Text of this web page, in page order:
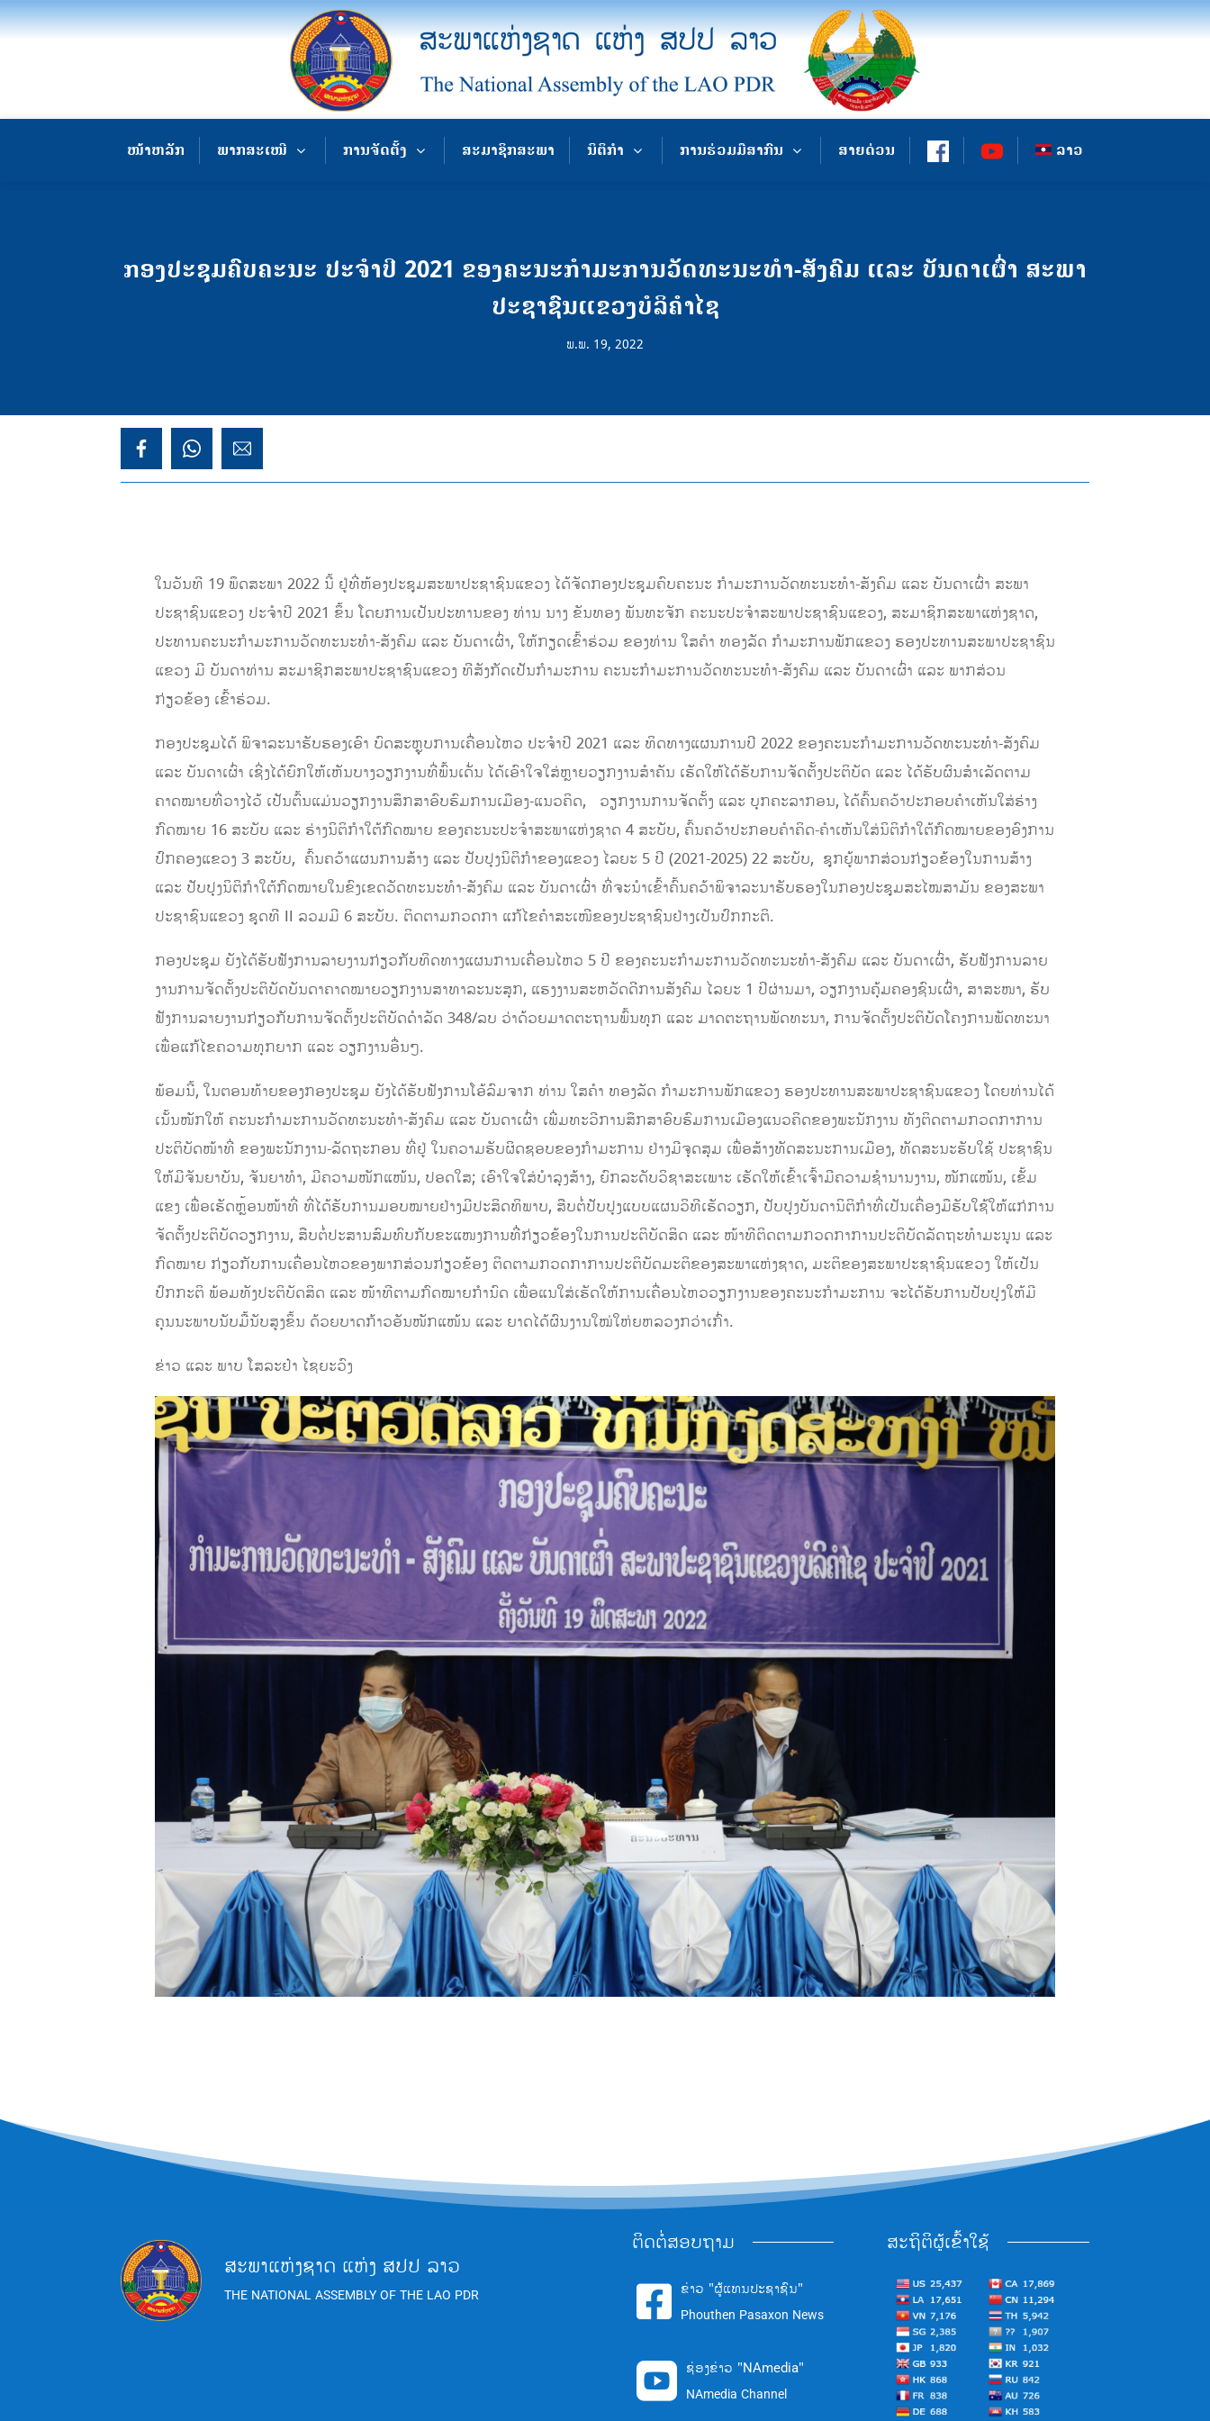
ໜ້າຫລັກ ພາກສະເໜີ ການຈັດຕັ້ງ ສະມາຊິກສະພາ ນິຕິກຳ ການຮ່ວມມືສາກົນ ສາຍດ່ວນ ລາວ
ກອງປະຊຸມຄົບຄະນະ ປະຈໍາປີ 2021 ຂອງຄະນະກຳມະການວັດທະນະທໍາ-ສັງຄົມ ແລະ ບັນດາເຜົ່າ ສະພາ
ປະຊາຊົນແຂວງບໍລິຄໍາໄຊ
ພ.ພ. 19, 2022
ໃນວັນທີ 19 ພຶດສະພາ 2022 ນີ້ ຢູ່ທີ່ຫ້ອງປະຊຸມສະພາປະຊາຊົນແຂວງ ໄດ້ຈັດກອງປະຊຸມຄົບຄະນະ ກໍາມະການວັດທະນະທໍາ-ສັງຄົມ ແລະ ບັນດາເຜົ່າ ສະພາ
ປະຊາຊົນແຂວງ ປະຈໍາປີ 2021 ຂຶ້ນ ໂດຍການເປັນປະທານຂອງ ທ່ານ ນາງ ຂັນທອງ ພັນທະຈັກ ຄະນະປະຈໍາສະພາປະຊາຊົນແຂວງ, ສະມາຊິກສະພາແຫ່ງຊາດ,
ປະທານຄະນະກໍາມະການວັດທະນະທໍາ-ສັງຄົມ ແລະ ບັນດາເຜົ່າ, ໃຫ້ກຽດເຂົ້າຮ່ວມ ຂອງທ່ານ ໃສຄໍາ ທອງລັດ ກໍາມະການພັກແຂວງ ຮອງປະທານສະພາປະຊາຊົນ
ແຂວງ ມີ ບັນດາທ່ານ ສະມາຊິກສະພາປະຊາຊົນແຂວງ ທີສັງກັດເປັນກໍາມະການ ຄະນະກໍາມະການວັດທະນະທໍາ-ສັງຄົມ ແລະ ບັນດາເຜົ່າ ແລະ ພາກສ່ວນ
ກ່ຽວຂ້ອງ ເຂົ້າຮ່ວມ.
ກອງປະຊຸມໄດ້ ພິຈາລະນາຮັບຮອງເອົາ ບົດສະຫຼຸບການເຄື່ອນໄຫວ ປະຈໍາປີ 2021 ແລະ ທິດທາງແຜນການປີ 2022 ຂອງຄະນະກໍາມະການວັດທະນະທໍາ-ສັງຄົມ
ແລະ ບັນດາເຜົ່າ ເຊີ່ງໄດ້ຍົກໃຫ້ເຫັນບາງວຽກງານທີ່ພົ້ນເດັ່ນ ໄດ້ເອົາໃຈໃສ່ຫຼາຍວຽກງານສຳຄັນ ເຮັດໃຫ້ໄດ້ຮັບການຈັດຕັ້ງປະຕິບັດ ແລະ ໄດ້ຮັບຜົນສຳເລັດຕາມ
ຄາດໝາຍທີ່ວາງໄວ້ ເປັນຕົ້ນແມ່ນວຽກງານສຶກສາອົບຮົມການເມືອງ-ແນວຄິດ, ວຽກງານການຈັດຕັ້ງ ແລະ ບຸກຄະລາກອນ, ໄດ້ຄົ້ນຄວ້າປະກອບຄຳເຫັນໃສ່ຮ່າງ
ກົດໝາຍ 16 ສະບັບ ແລະ ຮ່າງນິຕິກໍາໃຕ້ກົດໝາຍ ຂອງຄະນະປະຈໍາສະພາແຫ່ງຊາດ 4 ສະບັບ, ຄົ້ນຄວ້າປະກອບຄຳຄິດ-ຄຳເຫັນໃສ່ນິຕິກຳໃຕ້ກົດໝາຍຂອງອົງການ
ປົກຄອງແຂວງ 3 ສະບັບ, ຄົ້ນຄວ້າແຜນການສ້າງ ແລະ ປັບປຸງນິຕິກຳຂອງແຂວງ ໄລຍະ 5 ປີ (2021-2025) 22 ສະບັບ, ຊຸກຍູ້ພາກສ່ວນກ່ຽວຂ້ອງໃນການສ້າງ
ແລະ ປັບປຸງນິຕິກຳໃຕ້ກົດໝາຍໃນຂົງເຂດວັດທະນະທຳ-ສັງຄົມ ແລະ ບັນດາເຜົ່າ ທີ່ຈະນໍາເຂົ້າຄົ້ນຄວ້າພິຈາລະນາຮັບຮອງໃນກອງປະຊຸມສະໄໝສາມັນ ຂອງສະພາ
ປະຊາຊົນແຂວງ ຊຸດທີ II ລວມມີ 6 ສະບັບ. ຕິດຕາມກວດກາ ແກ້ໄຂຄຳສະເໜີຂອງປະຊາຊົນຢ່າງເປັນປົກກະຕິ.
ກອງປະຊຸມ ຍັງໄດ້ຮັບຟັງການລາຍງານກ່ຽວກັບທິດທາງແຜນການເຄື່ອນໄຫວ 5 ປີ ຂອງຄະນະກຳມະການວັດທະນະທຳ-ສັງຄົມ ແລະ ບັນດາເຜົ່າ, ຮັບຟັງການລາຍ
ງານການຈັດຕັ້ງປະຕິບັດບັນດາຄາດໝາຍວຽກງານສາທາລະນະສຸກ, ແຮງງານສະຫວັດດີການສັງຄົມ ໄລຍະ 1 ປີຜ່ານມາ, ວຽກງານຄຸ້ມຄອງຊົນເຜົ່າ, ສາສະໜາ, ຮັບ
ຟັງການລາຍງານກ່ຽວກັບການຈັດຕັ້ງປະຕິບັດດໍາລັດ 348/ລບ ວ່າດ້ວຍມາດຕະຖານພົ້ນທຸກ ແລະ ມາດຕະຖານພັດທະນາ, ການຈັດຕັ້ງປະຕິບັດໂຄງການພັດທະນາ
ເພື່ອແກ້ໄຂຄວາມທຸກຍາກ ແລະ ວຽກງານອື່ນໆ.
ພ້ອມນີ້, ໃນຕອນທ້າຍຂອງກອງປະຊຸມ ຍັງໄດ້ຮັບຟັງການໂອ້ລົມຈາກ ທ່ານ ໃສຄໍາ ທອງລັດ ກໍາມະການພັກແຂວງ ຮອງປະທານສະພາປະຊາຊົນແຂວງ ໂດຍທ່ານໄດ້
ເນັ້ນໜັກໃຫ້ ຄະນະກໍາມະການວັດທະນະທໍາ-ສັງຄົມ ແລະ ບັນດາເຜົ່າ ເພີ່ມທະວີການສຶກສາອົບຮົມການເມືອງແນວຄິດຂອງພະນັກງານ ທັງຕິດຕາມກວດກາການ
ປະຕິບັດໜ້າທີ່ ຂອງພະນັກງານ-ລັດຖະກອນ ທີ່ຢູ່ ໃນຄວາມຮັບຜິດຊອບຂອງກໍາມະການ ຢ່າງມີຈຸດສຸມ ເພື່ອສ້າງທັດສະນະການເມືອງ, ທັດສະນະຮັບໃຊ້ ປະຊາຊົນ
ໃຫ້ມີຈັນຍາບັນ, ຈັນຍາທໍາ, ມີຄວາມໜັກແໜ້ນ, ປອດໃສ; ເອົາໃຈໃສ່ບໍາລຸງສ້າງ, ຍົກລະດັບວິຊາສະເພາະ ເຮັດໃຫ້ເຂົ້າເຈົ້າມີຄວາມຊໍານານງານ, ໜັກແໜ້ນ, ເຂັ້ມ
ແຂງ ເພື່ອເຮັດຫຼ້ອນໜ້າທີ່ ທີ່ໄດ້ຮັບການມອບໝາຍຢ່າງມີປະສິດທິພາບ, ສືບຕໍ່ປັບປຸງແບບແຜນວິທີເຮັດວຽກ, ປັບປຸງບັນດານິຕິກໍາທີ່ເປັນເຄື່ອງມືຮັບໃຊ້ໃຫ້ແກ່ການ
ຈັດຕັ້ງປະຕິບັດວຽກງານ, ສືບຕໍ່ປະສານສົມທົບກັບຂະແໜງການທີ່່ກ່ຽວຂ້ອງໃນການປະຕິບັດສິດ ແລະ ໜ້າທີຕິດຕາມກວດກາການປະຕິບັດລັດຖະທຳມະນູນ ແລະ
ກົດໝາຍ ກ່ຽວກັບການເຄື່ອນໄຫວຂອງພາກສ່ວນກ່ຽວຂ້ອງ ຕິດຕາມກວດກາການປະຕິບັດມະຕິຂອງສະພາແຫ່ງຊາດ, ມະຕິຂອງສະພາປະຊາຊົນແຂວງ ໃຫ້ເປັນ
ປົກກະຕິ ພ້ອມທັງປະຕິບັດສິດ ແລະ ໜ້າທີຕາມກົດໝາຍກຳນົດ ເພື່ອແນໃສ່ເຮັດໃຫ້ການເຄື່ອນໄຫວວຽກງານຂອງຄະນະກໍາມະການ ຈະໄດ້ຮັບການປັບປຸງໃຫ້ມີ
ຄຸນນະພາບນັບມື້ນັບສູງຂຶ້ນ ດ້ວຍບາດກ້າວອັນໜັກແໜ້ນ ແລະ ຍາດໄດ້ຜົນງານໃໝ່ໃຫ່ຍຫລວງກວ່າເກົ່າ.
ຂ່າວ ແລະ ພາບ ໂສລະຢ໋າ ໄຊຍະວົງ
ສະພາແຫ່ງຊາດ ແຫ່ງ ສປປ ລາວ
THE NATIONAL ASSEMBLY OF THE LAO PDR
ຕິດຕໍ່ສອບຖາມ
 ຂ່າວ "ຜູ້ແທນປະຊາຊົນ"
Phouthen Pasaxon News
 ຊ່ອງຂ່າວ "NAmedia"
NAmedia Channel
ສະຖິຕິຜູ້ເຂົ້າໃຊ້